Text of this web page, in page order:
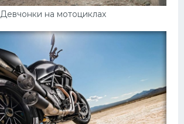
Девчонки на мотоциклах